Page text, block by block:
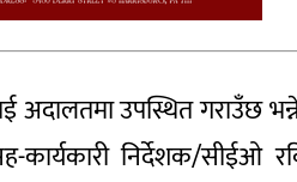
अदालतमा उपस्थित गराउँछ
निर्देशक/सीईओ